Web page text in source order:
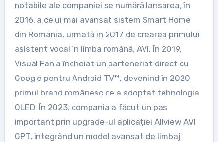
notabile ale companiei se numără lansarea, în
2016, a celui mai avansat sistem Smart Home
din România, urmată în 2017 de crearea primului
asistent vocal în limba română, AVI. În 2019,
Visual Fan a încheiat un parteneriat direct cu
Google pentru Android TV™, devenind în 2020
primul brand românesc ce a adoptat tehnologia
QLED. În 2023, compania a făcut un pas
important prin upgrade-ul aplicației Allview AVI
GPT, integrând un model avansat de limbaj